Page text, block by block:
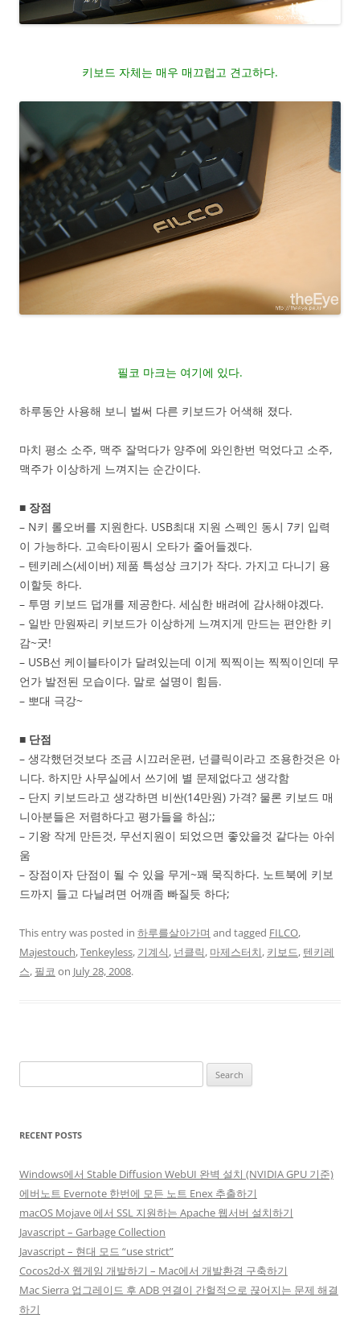
키보드 자체는 매우 매끄럽고 견고하다.
필코 마크는 여기에 있다.
하루동안 사용해 보니 벌써 다른 키보드가 어색해 졌다.
마치 평소 소주, 맥주 잘먹다가 양주에 와인한번 먹었다고 소주,
맥주가 이상하게 느껴지는 순간이다.
■ 장점
– N키 롤오버를 지원한다. USB최대 지원 스펙인 동시 7키 입력
이 가능하다. 고속타이핑시 오타가 줄어들겠다.
– 텐키레스(세이버) 제품 특성상 크기가 작다. 가지고 다니기 용
이할듯 하다.
– 투명 키보드 덥개를 제공한다. 세심한 배려에 감사해야겠다.
– 일반 만원짜리 키보드가 이상하게 느껴지게 만드는 편안한 키
감~굿!
– USB선 케이블타이가 달려있는데 이게 찍찍이는 찍찍이인데 무
언가 발전된 모습이다. 말로 설명이 힘듬.
– 뽀대 극강~
■ 단점
– 생각했던것보다 조금 시끄러운편, 넌클릭이라고 조용한것은 아
니다. 하지만 사무실에서 쓰기에 별 문제없다고 생각함
– 단지 키보드라고 생각하면 비싼(14만원) 가격? 물론 키보드 매
니아분들은 저렴하다고 평가들을 하심;;
– 기왕 작게 만든것, 무선지원이 되었으면 좋았을것 같다는 아쉬
움
– 장점이자 단점이 될 수 있을 무게~꽤 묵직하다. 노트북에 키보
드까지 들고 다닐려면 어깨좀 빠질듯 하다;
This entry was posted in 하루를살아가며 and tagged FILCO,
Majestouch,Tenkeyless, 기계식, 넌클릭, 마제스터치, 키보드, 텐키레
스, 필코 on July 28, 2008.
for:
RECENT POSTS
Windows에서 Stable Diffusion WebUI 완벽 설치 (NVIDIA GPU 기준)
에버노트 Evernote 한번에 모든 노트 Enex 추출하기
macOS Mojave 에서 SSL 지원하는 Apache 웹서버 설치하기
Javascript – Garbage Collection
Javascript – 현대 모드 “use strict”
Cocos2d-X 웹게임 개발하기 – Mac에서 개발환경 구축하기
Mac Sierra 업그레이드 후 ADB 연결이 간헐적으로 끊어지는 문제 해결
하기